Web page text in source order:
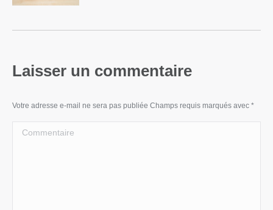
Laisser un commentaire
Votre adresse e-mail ne sera pas publiée Champs requis marqués avec *
Commentaire